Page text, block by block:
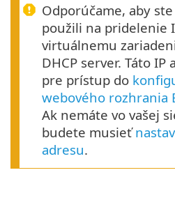
Odporúčame, aby
použili na pridelenie
virtuálnemu
DHCP server. Táto
pre prístup do
webového rozhrania
Ak nemáte vo vašej
budete musieť
adresu.